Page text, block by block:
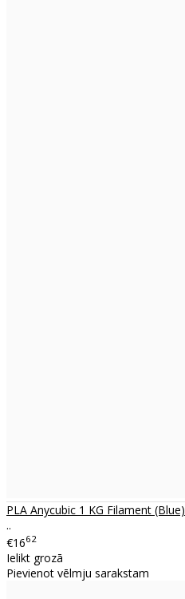
PLA Anycubic 1 KG Filament (Blue)
..
€1662
Ielikt grozā
Pievienot vēlmju sarakstam